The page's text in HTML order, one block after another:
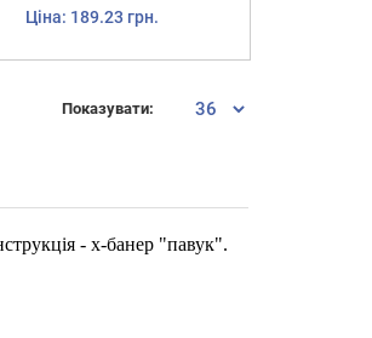
Ціна: 189.23 грн.
Показувати:
- х-банер "павук".